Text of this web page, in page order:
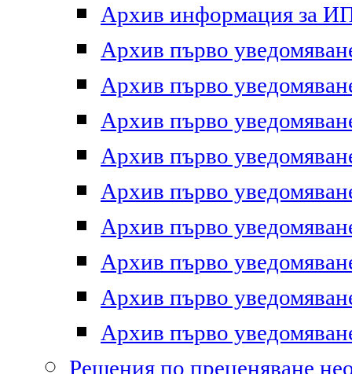
Архив информация за
Архив първо
Архив първо
Архив първо
Архив първо
Архив първо
Архив първо
Архив първо
Архив първо
Архив първо
Решения по преценяване